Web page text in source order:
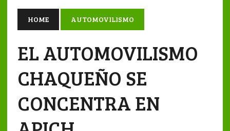
HOME AUTOMOVILISMO
EL AUTOMOVILISMO
CHAQUEÑO SE
CONCENTRA EN